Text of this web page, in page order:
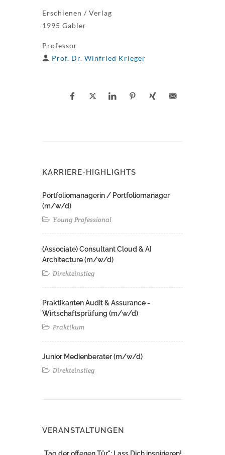
Erschienen / Verlag
1995 Gabler
Professor
Prof. Dr. Winfried Krieger
KARRIERE-HIGHLIGHTS
Portfoliomanagerin / Portfoliomanager
(m/w/d)
Young Professional
(Associate) Consultant Cloud & AI
Architecture (m/w/d)​ ​
Direkteinstieg
Praktikanten Audit & Assurance -
Wirtschaftsprüfung (m/w/d)
Praktikum
Junior Medienberater (m/w/d)
Direkteinstieg
VERANSTALTUNGEN